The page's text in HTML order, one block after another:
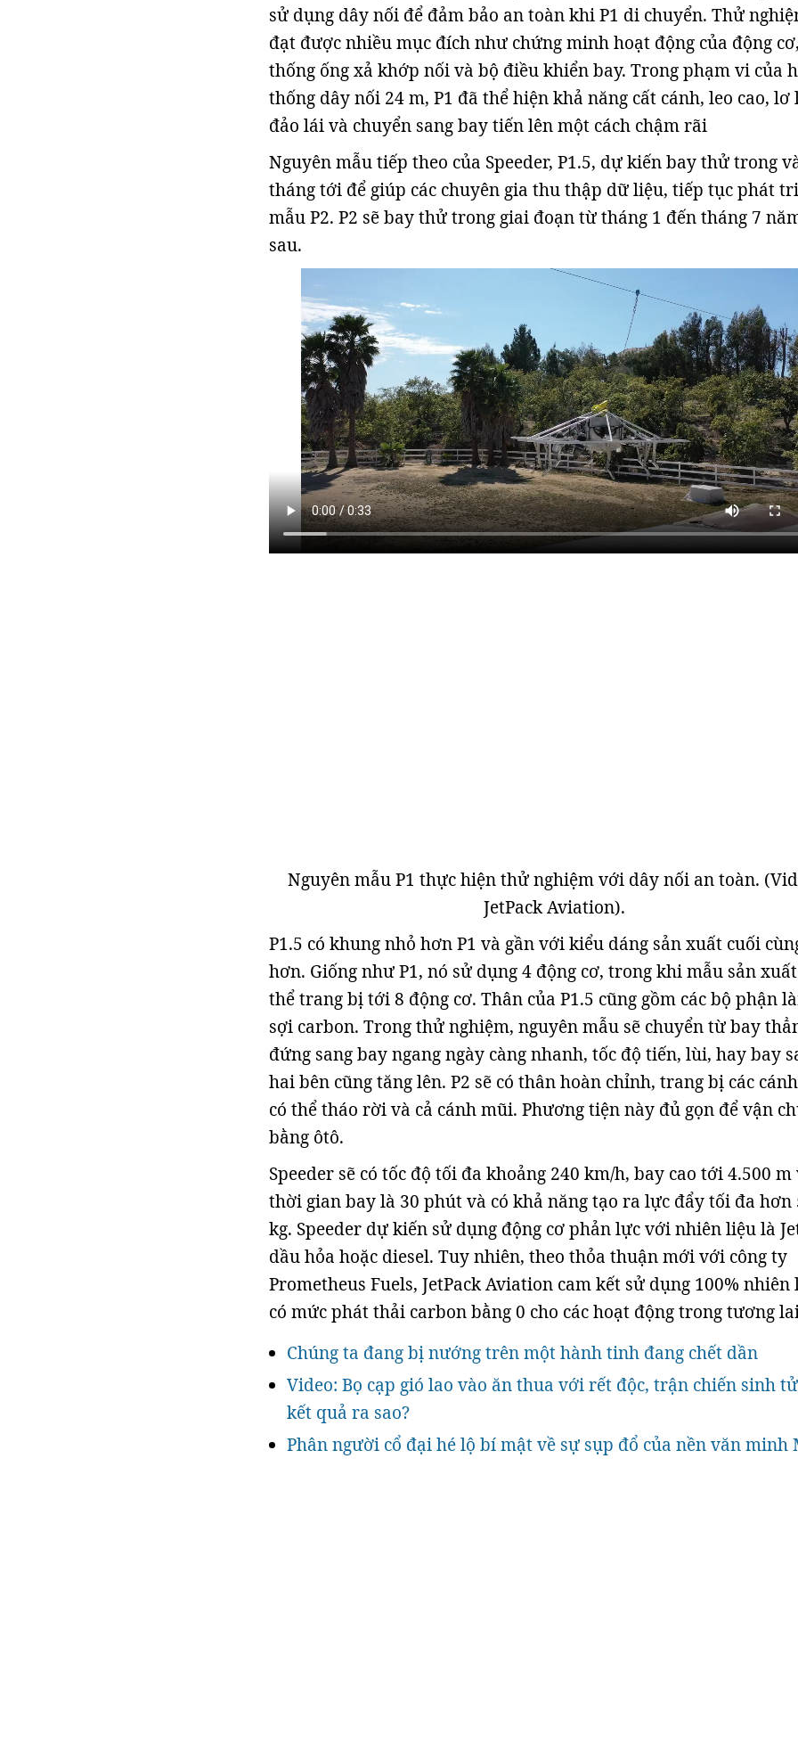
sử dụng dây nối để đảm bảo an toàn khi P1 di chuyển. Thử
đạt được nhiều mục đích như chứng minh hoạt động của động
thống ống xả khớp nối và bộ điều khiển bay. Trong phạm vi của
thống dây nối 24 m, P1 đã thể hiện khả năng cất cánh, leo cao, lơ
đảo lái và chuyển sang bay tiến lên một cách chậm rãi
Nguyên mẫu tiếp theo của Speeder, P1.5, dự kiến bay thử trong
tháng tới để giúp các chuyên gia thu thập dữ liệu, tiếp tục phát
mẫu P2. P2 sẽ bay thử trong giai đoạn từ tháng 1 đến tháng 7
sau.
Nguyên mẫu P1 thực hiện thử nghiệm với dây nối an toàn.
JetPack Aviation).
P1.5 có khung nhỏ hơn P1 và gần với kiểu dáng sản xuất cuối
hơn. Giống như P1, nó sử dụng 4 động cơ, trong khi mẫu sản
thể trang bị tới 8 động cơ. Thân của P1.5 cũng gồm các bộ phận
sợi carbon. Trong thử nghiệm, nguyên mẫu sẽ chuyển từ bay
đứng sang bay ngang ngày càng nhanh, tốc độ tiến, lùi, hay bay
hai bên cũng tăng lên. P2 sẽ có thân hoàn chỉnh, trang bị các
có thể tháo rời và cả cánh mũi. Phương tiện này đủ gọn để vận
bằng ôtô.
Speeder sẽ có tốc độ tối đa khoảng 240 km/h, bay cao tới 4.500
thời gian bay là 30 phút và có khả năng tạo ra lực đẩy tối đa hơn
kg. Speeder dự kiến sử dụng động cơ phản lực với nhiên liệu là
dầu hỏa hoặc diesel. Tuy nhiên, theo thỏa thuận mới với công ty
Prometheus Fuels, JetPack Aviation cam kết sử dụng 100% nhiên
có mức phát thải carbon bằng 0 cho các hoạt động trong tương
Chúng ta đang bị nướng trên một hành tinh đang chết dần
Video: Bọ cạp gió lao vào ăn thua với rết độc, trận chiến sinh
kết quả ra sao?
Phân người cổ đại hé lộ bí mật về sự sụp đổ của nền văn minh